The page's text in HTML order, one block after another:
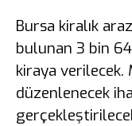
Bursa kiralık
bulunan 3 bin
kiraya verilecek.
düzenlenecek